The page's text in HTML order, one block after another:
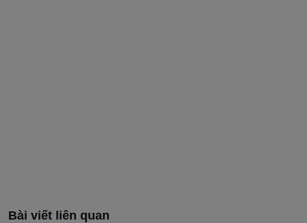
Bài viết liên quan